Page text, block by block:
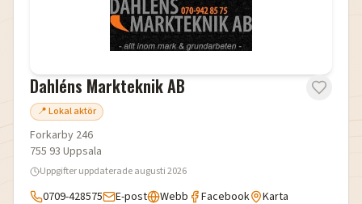
Dahléns Markteknik AB
📍 Lokal aktör
Forkarby 246
755 93 Uppsala
Uppgifter uppdateradeaugusti 2026
0709-428575 E-post Webb Facebook Karta